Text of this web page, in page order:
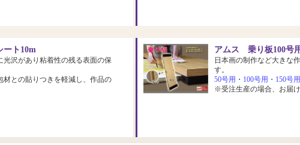
ト10m
光沢があり粘着性の残る表面の保
材との貼りつきを軽減し、作品の
アムス 乗り板100号
日本画の制作など大きな
す。
50号用 ・ 100号用 ・ 150号
※受注生産の場合、お届